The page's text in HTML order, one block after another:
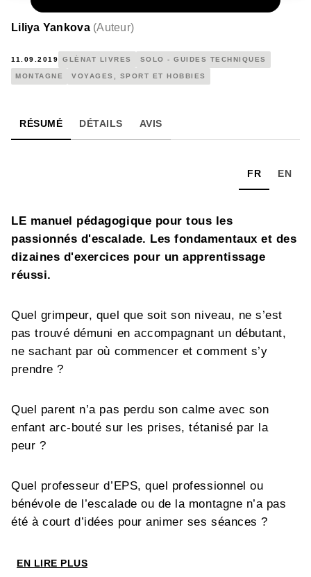
Liliya Yankova (Auteur)
11.09.2019 GLÉNAT LIVRES SOLO - GUIDES TECHNIQUES
MONTAGNE VOYAGES, SPORT ET HOBBIES
RÉSUMÉ DÉTAILS AVIS
FR EN
LE manuel pédagogique pour tous les
passionnés d'escalade. Les fondamentaux et des
dizaines d'exercices pour un apprentissage
réussi.
Quel grimpeur, quel que soit son niveau, ne s’est
pas trouvé démuni en accompagnant un débutant,
ne sachant par où commencer et comment s’y
prendre ?
Quel parent n’a pas perdu son calme avec son
enfant arc-bouté sur les prises, tétanisé par la
peur ?
Quel professeur d’EPS, quel professionnel ou
bénévole de l’escalade ou de la montagne n’a pas
été à court d’idées pour animer ses séances ?
Ce guide, résolument pratique, est une « boîte à
EN LIRE PLUS